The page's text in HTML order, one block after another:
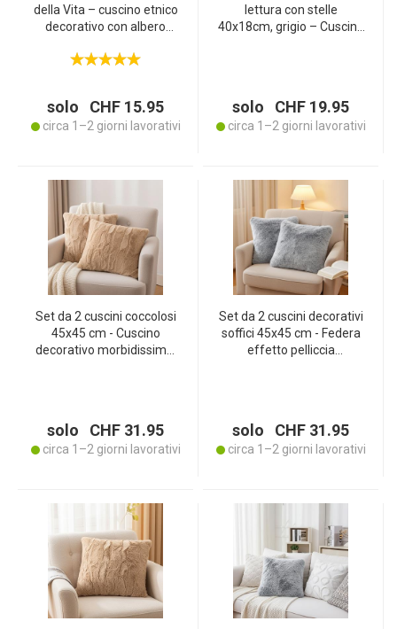
della Vita – cuscino etnico
decorativo con albero
morbido e confortevole –
divano, poltrona e letto
solo CHF 15.95
circa 1–2 giorni lavorativi
lettura con stelle
40x18cm, grigio – Cuscino
solo CHF 19.95
circa 1–2 giorni lavorativi
Set da 2 cuscini coccolosi
45x45 cm - Cuscino
decorativo morbidissimo,
solo CHF 31.95
circa 1–2 giorni lavorativi
Set da 2 cuscini decorativi
soffici 45x45 cm - Federa
effetto pelliccia
solo CHF 31.95
circa 1–2 giorni lavorativi